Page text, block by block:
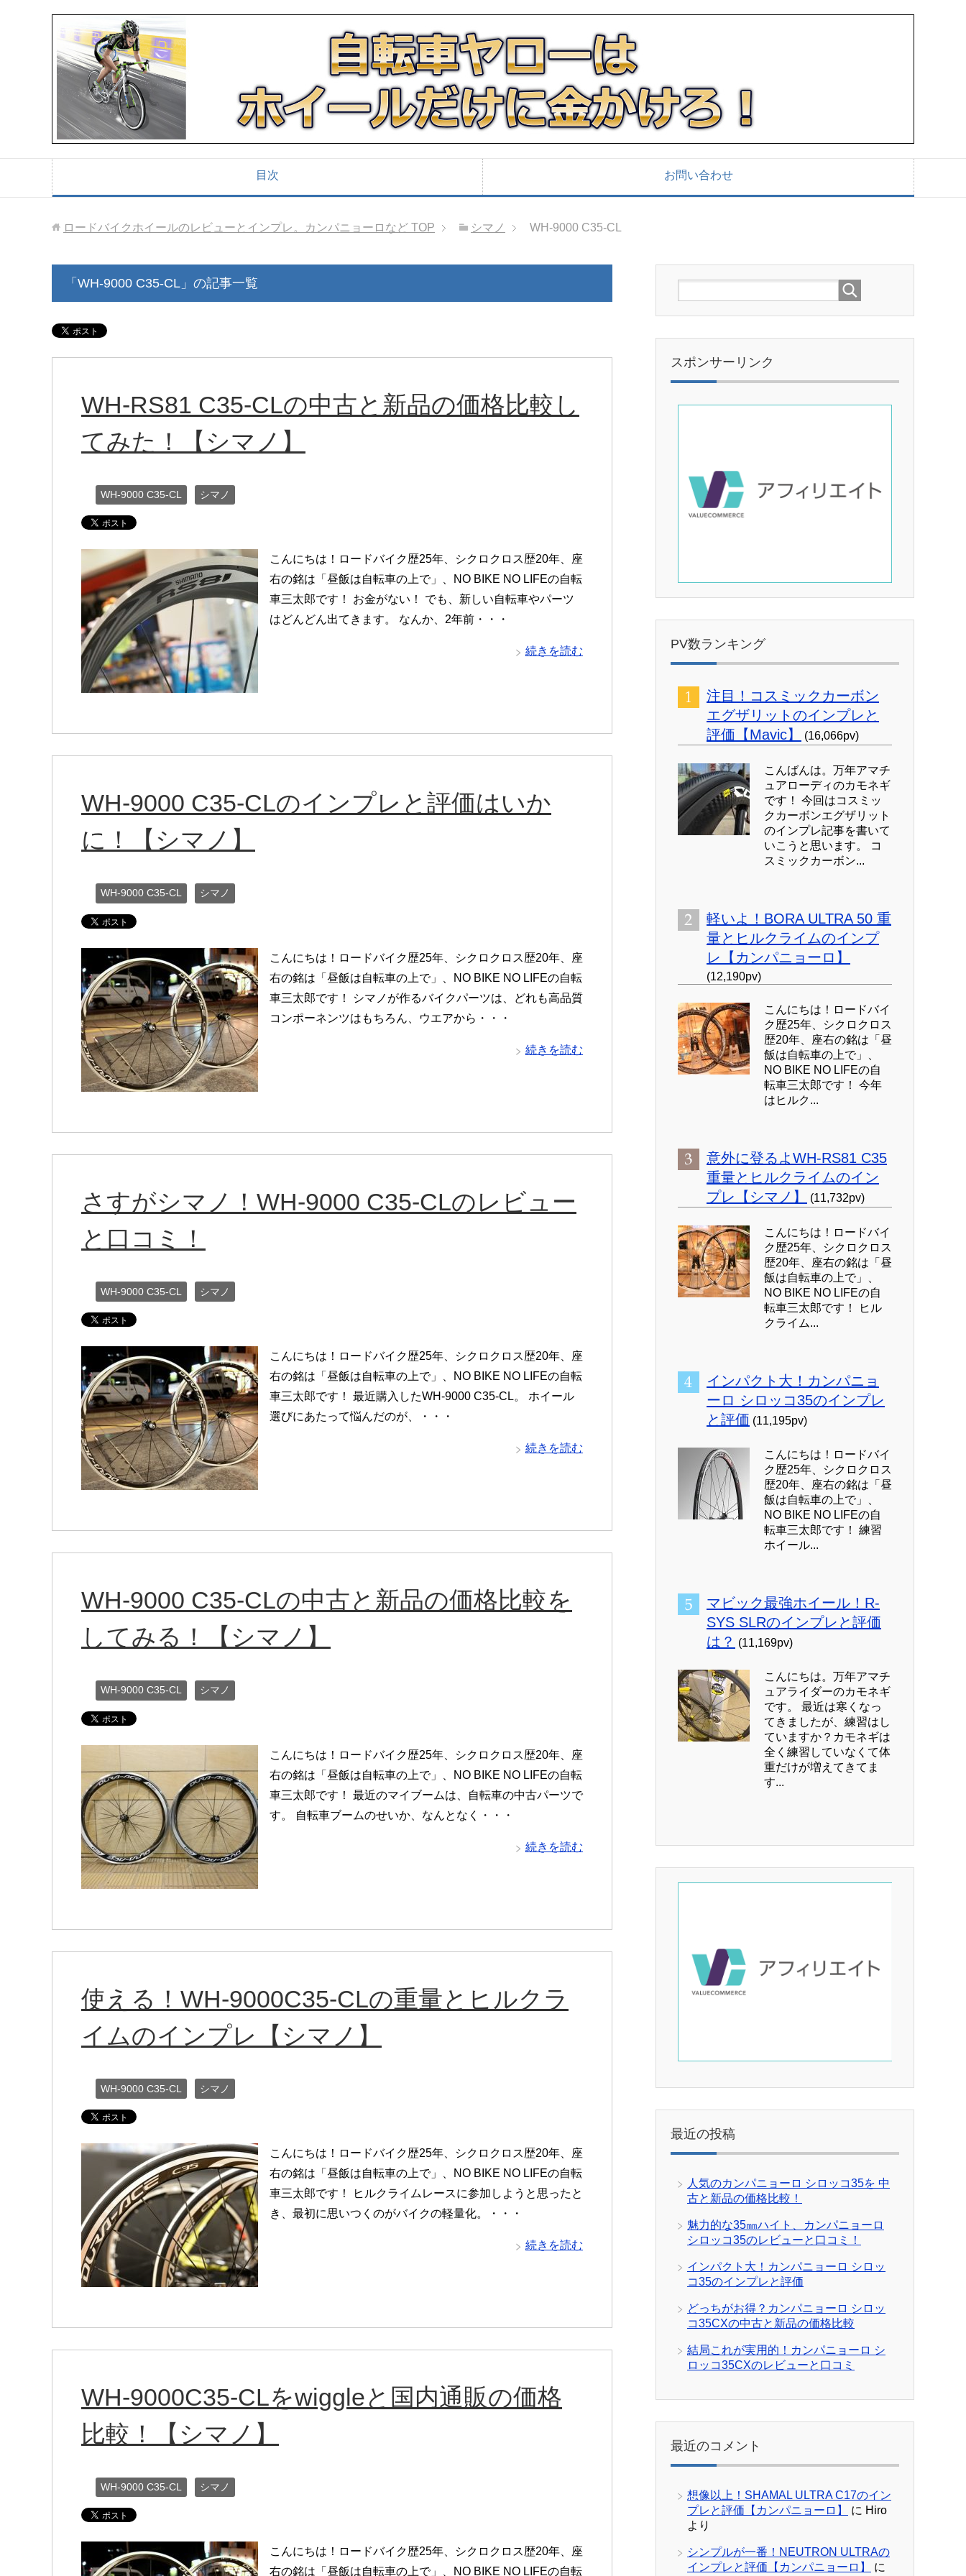
目次 お問い合わせ
ロードバイクホイールのレビューとインプレ。カンパニョーロなど TOP シマノ WH-9000 C35-CL
「WH-9000 C35-CL」の記事一覧
WH-RS81 C35-CLの中古と新品の価格比較し
てみた！【シマノ】
WH-9000 C35-CL シマノ
こんにちは！ロードバイク歴25年、シクロクロス歴20年、座
右の銘は「昼飯は自転車の上で」、NO BIKE NO LIFEの自転
車三太郎です！ お金がない！ でも、新しい自転車やパーツ
はどんどん出てきます。 なんか、2年前・・・
続きを読む
WH-9000 C35-CLのインプレと評価はいか
に！【シマノ】
WH-9000 C35-CL シマノ
こんにちは！ロードバイク歴25年、シクロクロス歴20年、座
右の銘は「昼飯は自転車の上で」、NO BIKE NO LIFEの自転
車三太郎です！ シマノが作るバイクパーツは、どれも高品質
コンポーネンツはもちろん、ウエアから・・・
続きを読む
さすがシマノ！WH-9000 C35-CLのレビュー
と口コミ！
WH-9000 C35-CL シマノ
こんにちは！ロードバイク歴25年、シクロクロス歴20年、座
右の銘は「昼飯は自転車の上で」、NO BIKE NO LIFEの自転
車三太郎です！ 最近購入したWH-9000 C35-CL。 ホイール
選びにあたって悩んだのが、・・・
続きを読む
WH-9000 C35-CLの中古と新品の価格比較を
してみる！【シマノ】
WH-9000 C35-CL シマノ
こんにちは！ロードバイク歴25年、シクロクロス歴20年、座
右の銘は「昼飯は自転車の上で」、NO BIKE NO LIFEの自転
車三太郎です！ 最近のマイブームは、自転車の中古パーツで
す。 自転車ブームのせいか、なんとなく・・・
続きを読む
使える！WH-9000C35-CLの重量とヒルクラ
イムのインプレ【シマノ】
WH-9000 C35-CL シマノ
こんにちは！ロードバイク歴25年、シクロクロス歴20年、座
右の銘は「昼飯は自転車の上で」、NO BIKE NO LIFEの自転
車三太郎です！ ヒルクライムレースに参加しようと思ったと
き、最初に思いつくのがバイクの軽量化。・・・
続きを読む
WH-9000C35-CLをwiggleと国内通販の価格
比較！【シマノ】
WH-9000 C35-CL シマノ
こんにちは！ロードバイク歴25年、シクロクロス歴20年、座
右の銘は「昼飯は自転車の上で」、NO BIKE NO LIFEの自転
スポンサーリンク
PV数ランキング
注目！コスミックカーボン
エグザリットのインプレと
評価【Mavic】
(16,066pv)
こんばんは。万年アマチ
ュアローディのカモネギ
です！ 今回はコスミッ
クカーボンエグザリット
のインプレ記事を書いて
いこうと思います。 コ
スミックカーボン...
軽いよ！BORA ULTRA 50 重
量とヒルクライムのインプ
レ【カンパニョーロ】
(12,190pv)
こんにちは！ロードバイ
ク歴25年、シクロクロス
歴20年、座右の銘は「昼
飯は自転車の上で」、
NO BIKE NO LIFEの自
転車三太郎です！ 今年
はヒルク...
意外に登るよWH-RS81 C35
重量とヒルクライムのイン
プレ【シマノ】
(11,732pv)
こんにちは！ロードバイ
ク歴25年、シクロクロス
歴20年、座右の銘は「昼
飯は自転車の上で」、
NO BIKE NO LIFEの自
転車三太郎です！ ヒル
クライム...
インパクト大！カンパニョ
ーロ シロッコ35のインプレ
と評価 (11,195pv)
こんにちは！ロードバイ
ク歴25年、シクロクロス
歴20年、座右の銘は「昼
飯は自転車の上で」、
NO BIKE NO LIFEの自
転車三太郎です！ 練習
ホイール...
マビック最強ホイール！R-
SYS SLRのインプレと評価
は？ (11,169pv)
こんにちは。万年アマチ
ュアライダーのカモネギ
です。 最近は寒くなっ
てきましたが、練習はし
ていますか？カモネギは
全く練習していなくて体
重だけが増えてきてま
す...
最近の投稿
人気のカンパニョーロ シロッコ35を 中
古と新品の価格比較！
魅力的な35㎜ハイト、カンパニョーロ
シロッコ35のレビューと口コミ！
インパクト大！カンパニョーロ シロッ
コ35のインプレと評価
どっちがお得？カンパニョーロ シロッ
コ35CXの中古と新品の価格比較
結局これが実用的！カンパニョーロ シ
ロッコ35CXのレビューと口コミ
最近のコメント
想像以上！SHAMAL ULTRA C17のイン
プレと評価【カンパニョーロ】
に Hiro
より
シンプルが一番！NEUTRON ULTRAの
インプレと評価【カンパニョーロ】
に